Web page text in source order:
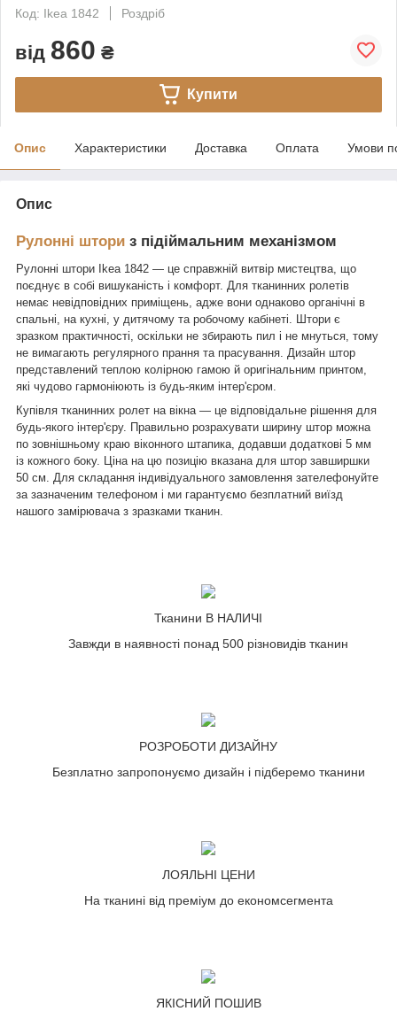
Код: Ikea 1842
Роздріб
від 860 ₴
Купити
Опис Характеристики Доставка Оплата Умови
Опис
Рулонні штори з підіймальним механізмом
Рулонні штори Ikea 1842 — це справжній витвір мистецтва, що
поєднує в собі вишуканість і комфорт. Для тканинних ролетів
немає невідповідних приміщень, адже вони однаково органічні в
спальні, на кухні, у дитячому та робочому кабінеті. Штори є
зразком практичності, оскільки не збирають пил і не мнуться, тому
не вимагають регулярного прання та прасування. Дизайн штор
представлений теплою колірною гамою й оригінальним принтом,
які чудово гармоніюють із будь-яким інтер'єром.
Купівля тканинних ролет на вікна — це відповідальне рішення для
будь-якого інтер'єру. Правильно розрахувати ширину штор можна
по зовнішньому краю віконного штапика, додавши додаткові 5 мм
із кожного боку. Ціна на цю позицію вказана для штор завширшки
50 см. Для складання індивідуального замовлення зателефонуйте
за зазначеним телефоном і ми гарантуємо безплатний виїзд
нашого замірювача з зразками тканин.
Тканини В НАЛИЧІ
Завжди в наявності понад 500 різновидів тканин
РОЗРОБОТИ ДИЗАЙНУ
Безплатно запропонуємо дизайн і підберемо тканини
ЛОЯЛЬНІ ЦЕНИ
На тканині від преміум до економсегмента
ЯКІСНИЙ ПОШИВ